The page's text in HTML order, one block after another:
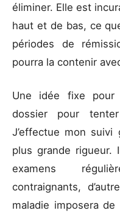
éliminer. Elle est
haut et de bas, ce
périodes de
pourra la contenir
Une idée fixe
dossier pour
J’effectue mon suivi
plus grande rigueur.
examens
contraignants,
maladie imposera